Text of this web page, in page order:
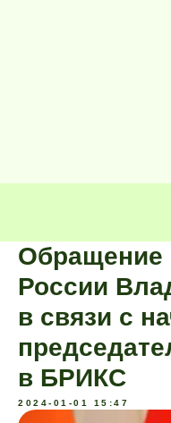
Обращение
России
в связи с
в БРИКС
2024-01-01 15:47